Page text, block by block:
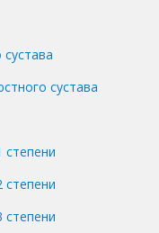
сустава
степени
степени
степени